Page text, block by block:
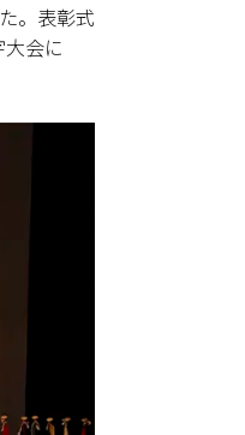
。表彰式
会に